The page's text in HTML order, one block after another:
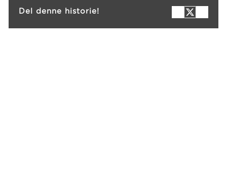
Del denne historie!
Services